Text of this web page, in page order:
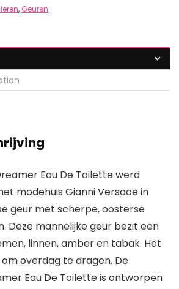
, Geuren
Eau De Toilette werd
modehuis Gianni Versace in
geur met scherpe, oosterse
Deze mannelijke geur bezit een
linnen, amber en tabak. Het
overdag te dragen. De
Eau De Toilette is ontworpen